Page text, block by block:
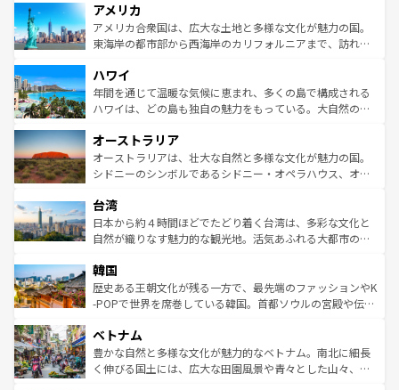
ンツ一覧を参照してほしい。
の建物がそのまま残る町や、スイスならではのユニークな
博物館もあり、アルプス観光だけでなく町歩きも満喫する
ことができる。国民の所得が高いため物価も高いが、旅行
ば市内交通費無料で観光を楽しむこともできる。 なお、新
着のスイス情報はコンテンツ一覧 を参照してほしい。
アメリカ
アメリカ合衆国は、広大な土地と多様な文化が魅力の国。
東海岸の都市部から西海岸のカリフォルニアまで、訪れる
のような巨大都市は、観光、ショッピング、エンターテイ
ンメントが詰まった刺激的なスポットだ。一方、アメリカ
西部には大自然が広がり、グランドキャニオンやイエロー
部のニューオーリンズでは、音楽と美食が融合した独特の
文化が魅力。旅行者はアメリカの各地域で異なる魅力を楽
しみながら、その多様性と豊かな歴史を感じることができ
ならではの贅沢な旅のスタイルだ。 なお、新着のアメリカ
情報はコンテンツ一覧を参照してほしい。
ハワイ
年間を通じて温暖な気候に恵まれ、多くの島で構成される
ハワイは、どの島も独自の魅力をもっている。大自然の神
ワイ島は見逃せない。また、定番の観光地といえばオアフ
島だが、静かな自然を求めるならマウイ島やカウアイ島が
おすすめ。エメラルドグリーンに輝く海をはじめ、豊かな
れるおもてなしの心で訪れる人々を迎えてくれるハワイの
人々、おいしいローカルフードやハワイアンミュージッ
ク、伝統的なフラダンスなど、すべてがハワイの魅力を彩
ワイを、存分に味わってほしい。 なお、新着のハワイ情報
はコンテンツ一覧を参照してほしい。
オーストラリア
オーストラリアは、壮大な自然と多様な文化が魅力の国。
シドニーのシンボルであるシドニー・オペラハウス、オー
リアリーフや大陸中央部にそびえるウルル（エアーズロッ
ク）、タスマニアの美しい原生林やケアンズの熱帯雨林な
ど、見どころがたくさん。また、カフェやワイン、オージ
いる。アクティビティも充実しており、サーフィンやダイ
ビング、ハイキングなど、アウトドア好きにはたまらな
い。オーストラリアの多彩な魅力を存分に味わいつくそ
参照してほしい。
台湾
日本から約４時間ほどでたどり着く台湾は、多彩な文化と
自然が織りなす魅力的な観光地。活気あふれる大都市の台
ン）、静ひつな山岳地帯である台湾東部など、都市の喧騒
と山間の静けさが共存しており、訪れる人に新しい発見と
驚きをもたらしてくれる。また、奥深い台湾の食文化も魅
容にもいいと評判のスイーツなど、バラエティ豊かな料理
が味わえる。 なお、新着の台湾情報は コンテンツ一覧を参
照してほしい。
韓国
歴史ある王朝文化が残る一方で、最先端のファッションやK
-POPで世界を席巻している韓国。首都ソウルの宮殿や伝統
き、地方に足を延ばせば四季折々の自然美を楽しむことが
できる。そして、キムチや焼肉、絶品のストリートフード
まで、さまざまな韓国料理が待っている。夜には、韓国な
ベトナム
豊かな自然と多様な文化が魅力的なベトナム。南北に細長
く伸びる国土には、広大な田園風景や青々とした山々、世